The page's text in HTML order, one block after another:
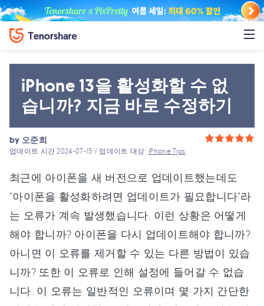
iPhone 13을 활성화할 수 없
습니까? 지금 바로 수정하기
by 오준희
업데이트 시간 2024-07-15 / 업데이트 대상iPhone Tips
최근에 아이폰을 새 버전으로 업데이트했는데도
"아이폰을 활성화하려면 업데이트가 필요합니다"라
는 오류가 계속 발생했습니다. 이런 상황은 어떻게
해야 합니까? 아이폰을 다시 업데이트해야 합니까?
아니면 이 오류를 제거할 수 있는 다른 방법이 있습
니까? 또한 이 오류로 인해 설정에 들어갈 수 없습
니다. 이 오류는 일반적인 오류이며 몇 가지 간단한